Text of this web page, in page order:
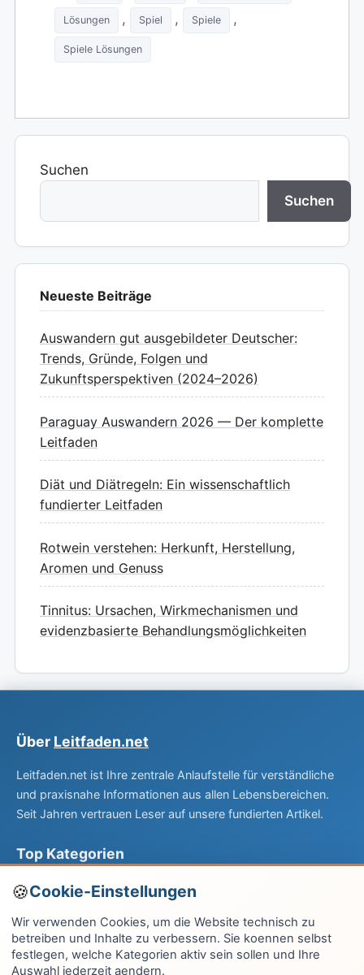
Lösungen , Spiel , Spiele ,
Spiele Lösungen
Suchen
Suchen
Neueste Beiträge
Auswandern gut ausgebildeter Deutscher:
Trends, Gründe, Folgen und
Zukunftsperspektiven (2024–2026)
Paraguay Auswandern 2026 — Der komplette
Leitfaden
Diät und Diätregeln: Ein wissenschaftlich
fundierter Leitfaden
Rotwein verstehen: Herkunft, Herstellung,
Aromen und Genuss
Tinnitus: Ursachen, Wirkmechanismen und
evidenzbasierte Behandlungsmöglichkeiten
Über Leitfaden.net
Leitfaden.net ist Ihre zentrale Anlaufstelle für verständliche
und praxisnahe Informationen aus allen Lebensbereichen.
Seit Jahren vertrauen Leser auf unsere fundierten Artikel.
Top Kategorien
Computer & EDV
Haus & Garten
Fitness & Gesundheit
Cookie-Einstellungen
Wir verwenden Cookies, um die Website technisch zu
betreiben und Inhalte zu verbessern. Sie koennen selbst
festlegen, welche Kategorien aktiv sein sollen und Ihre
Auswahl jederzeit aendern.